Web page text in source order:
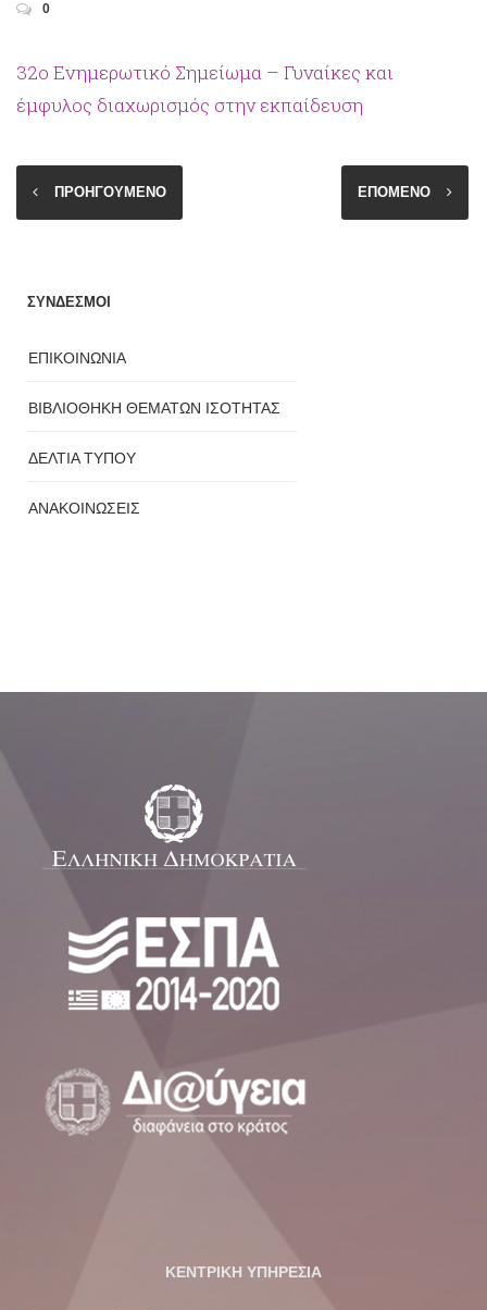
0
32ο Ενημερωτικό Σημείωμα – Γυναίκες και
έμφυλος διαχωρισμός στην εκπαίδευση
ΠΡΟΗΓΟΥΜΕΝΟ ΕΠΟΜΕΝΟ
ΣΥΝΔΕΣΜΟΙ
ΕΠΙΚΟΙΝΩΝΙΑ
ΒΙΒΛΙΟΘΗΚΗ ΘΕΜΑΤΩΝ ΙΣΟΤΗΤΑΣ
ΔΕΛΤΙΑ ΤΥΠΟΥ
ΑΝΑΚΟΙΝΩΣΕΙΣ
ΚΕΝΤΡΙΚΗ ΥΠΗΡΕΣΙΑ